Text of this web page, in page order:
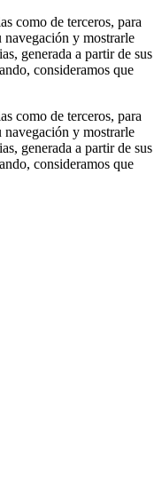
como de terceros, para
navegación y mostrarle
generada a partir de sus
consideramos que
como de terceros, para
navegación y mostrarle
generada a partir de sus
consideramos que